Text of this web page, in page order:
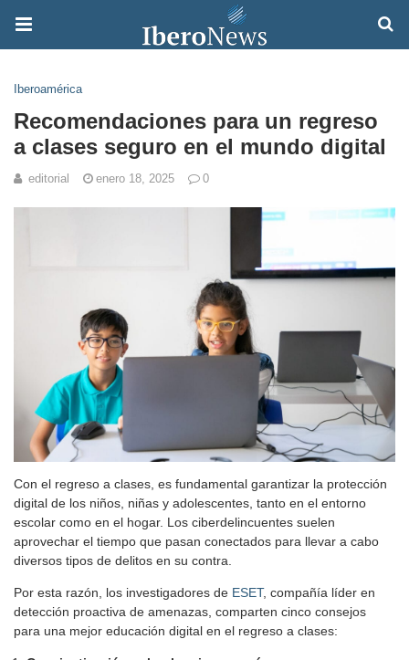
Iberoamérica
Recomendaciones para un regreso
a clases seguro en el mundo digital
editorial enero 18, 2025 0
Con el regreso a clases, es fundamental garantizar la protección
digital de los niños, niñas y adolescentes, tanto en el entorno
escolar como en el hogar. Los ciberdelincuentes suelen
aprovechar el tiempo que pasan conectados para llevar a cabo
diversos tipos de delitos en su contra.
Por esta razón, los investigadores de ESET, compañía líder en
detección proactiva de amenazas, comparten cinco consejos
para una mejor educación digital en el regreso a clases: